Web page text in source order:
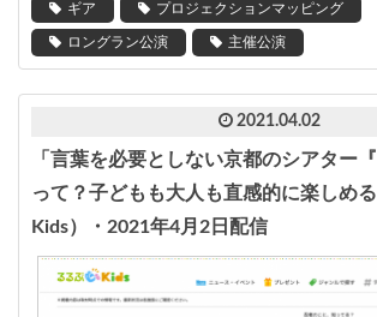
ギア プロジェクションマッピング
ロングラン公演 主催公演
2021.04.02
「言葉を必要としない京都のシアター『
って？子どもも大人も直感的に楽しめ
Kids）・2021年4月2日配信